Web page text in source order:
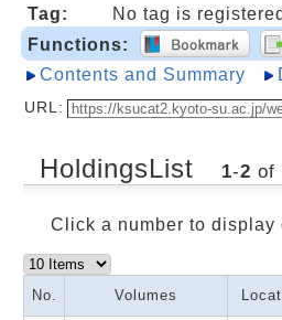
Tag:
No tag is registered
Functions:
Contents and Summary
URL:
HoldingsList 1-2 of
Click a number to
No. Volumes